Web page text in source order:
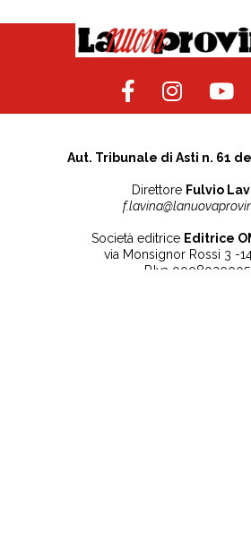
Aut. Tribunale di Asti n. 61
Direttore Fulvio
Società editrice Editrice
via Monsignor Rossi 3 -
P.Iva